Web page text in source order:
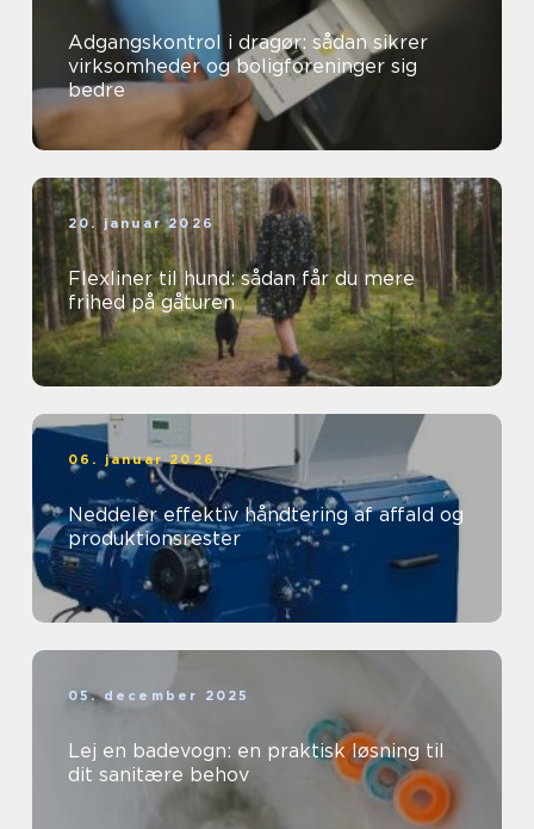
Adgangskontrol i dragør: sådan sikrer
virksomheder og boligforeninger sig
bedre
20. januar 2026
Flexliner til hund: sådan får du mere
frihed på gåturen
06. januar 2026
Neddeler effektiv håndtering af affald og
produktionsrester
05. december 2025
Lej en badevogn: en praktisk løsning til
dit sanitære behov